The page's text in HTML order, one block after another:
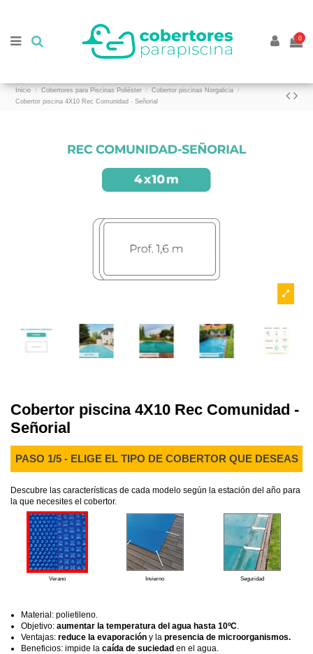
0
Inicio Cobertores para Piscinas Poliéster
Cobertor piscinas Norgalicia
Cobertor piscina 4X10 Rec Comunidad - Señorial
Cobertor piscina 4X10 Rec Comunidad -
Señorial
PASO 1/5 - ELIGE EL TIPO DE COBERTOR QUE DESEAS
Descubre las características de cada modelo según la estación del año para
la que necesites el cobertor.
Verano Invierno Seguridad
Material: polietileno.
Objetivo: aumentar la temperatura del agua hasta 10ºC
Ventajas: reduce la evaporación y la presencia de microorganismos.
Beneficios: impide la caída de suciedad en el agua.